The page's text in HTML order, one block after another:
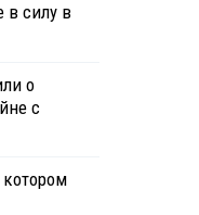
силу в
о
с
котором